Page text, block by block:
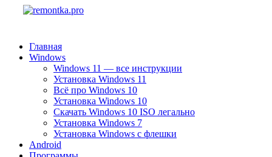
Главная
Windows
Windows 11 — все инструкции
Установка Windows 11
Всё про Windows 10
Установка Windows 10
Скачать Windows 10 ISO легально
Установка Windows 7
Установка Windows с флешки
Android